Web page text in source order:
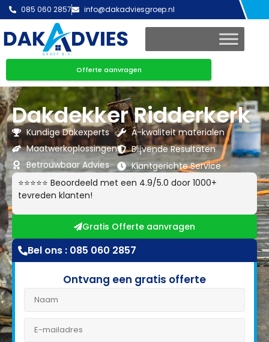
085 060 2857 info@dakadviesgroep.nl
Offerte aanvragen
Dakdekker Ridderkerk
Kundige Dakexperts
Maatwerkoplossingen
Betrouwbaar Advies
A-kwaliteit materialen
Blijvende Resultaten
Klantgerichte Service
⭐⭐⭐⭐⭐ Beoordeeld met een 4.9/5.0 door 1000+
tevreden klanten!
Gratis Offerte aanvragen
Bel ons : 085 060 2857
Ontvang een gratis offerte